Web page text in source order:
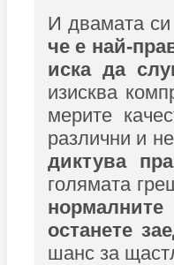
И двамата
че е най-
иска да
изисква
мерите
различни и
диктува
голямата
останете
шанс за